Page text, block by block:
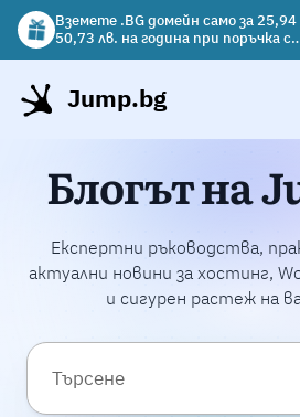
Вземете .BG домейн само за
50,73 лв. на година при поръчка с
хостинг.
Вземете подарък чаша с избрани
хостинг планове!
Jump.bg
Блогът на
Експертни ръководства,
актуални новини за хостинг,
и сигурен растеж на